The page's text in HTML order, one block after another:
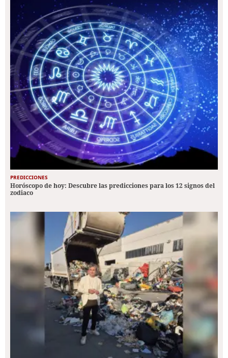
PREDICCIONES
Horóscopo de hoy: Descubre las predicciones para los 12 signos del
zodiaco